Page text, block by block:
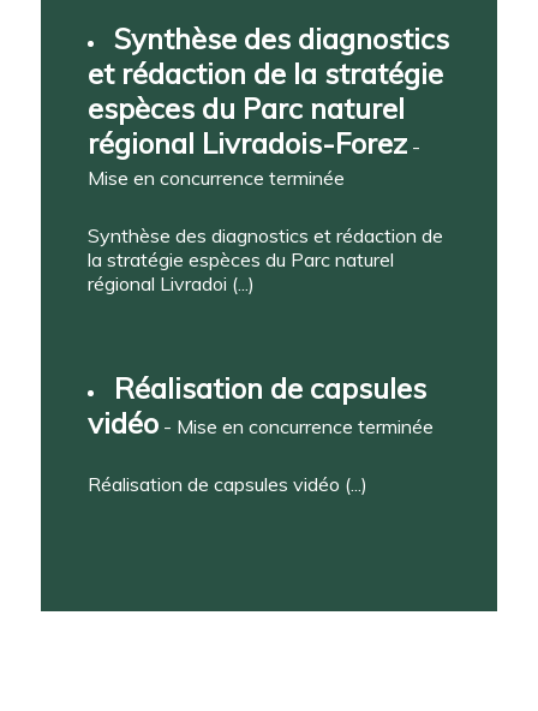
Synthèse des diagnostics
et rédaction de la stratégie
espèces du Parc naturel
régional Livradois-Forez-
Mise en concurrence terminée
Synthèse des diagnostics et rédaction de
la stratégie espèces du Parc naturel
régional Livradoi (...)
Réalisation de capsules
vidéo- Mise en concurrence terminée
Réalisation de capsules vidéo (...)